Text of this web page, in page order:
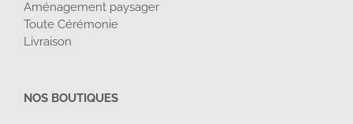
Aménagement paysager
Toute Cérémonie
Livraison
NOS BOUTIQUES